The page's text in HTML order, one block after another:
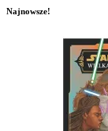
Najnowsze!